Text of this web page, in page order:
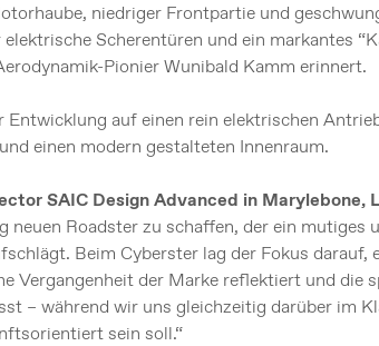
niedriger Frontpartie und
Scherentüren und ein markantes
Pionier Wunibald Kamm erinnert.
auf einen rein elektrischen
einen modern gestalteten Innenraum.
SAIC Design Advanced in Marylebone,
neuen Roadster zu schaffen, der ein mutiges
Beim Cyberster lag der Fokus darauf,
Vergangenheit der Marke reflektiert und die
– während wir uns gleichzeitig darüber im
sein soll.“